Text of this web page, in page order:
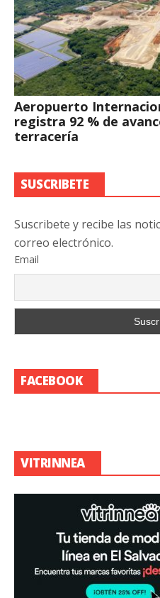
Aeropuerto
registra 92 % de
terracería
SUSCRIBETE
Suscribete y recibe las
correo electrónico.
Email
FACEBOOK
VITRINNEA